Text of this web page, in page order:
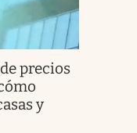
precios
y